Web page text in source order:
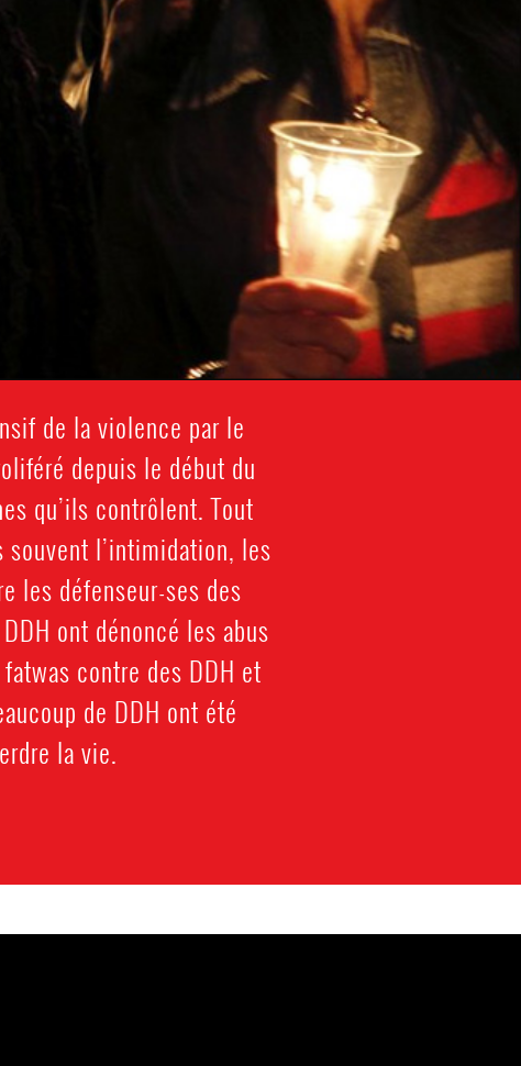
de la violence par le
depuis le début du
qu’ils contrôlent. Tout
l’intimidation, les
les défenseur-ses des
ont dénoncé les abus
contre des DDH et
de DDH ont été
la vie.